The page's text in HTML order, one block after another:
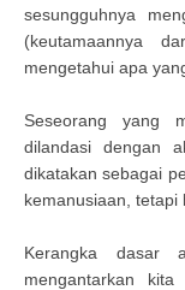
sesungguhnya
(keutamaannya
mengetahui apa
Seseorang yang
dilandasi dengan
dikatakan sebagai
kemanusiaan, tetapi
Kerangka dasar
mengantarkan